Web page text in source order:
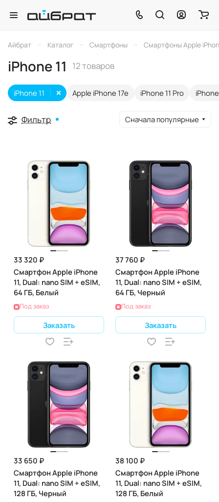
Айбрат – Каталог – Смартфоны – Смартфоны Apple
iPhone 11 12 товаров
Apple iPhone 17e
iPhone 11 iPhone 11 Pro
Фильтр Сначала популярные
33 320 ₽
Смартфон Apple iPhone
11, Dual: nano SIM + eSIM,
64 ГБ, Белый
Под заказ
Заказать
37 760 ₽
Смартфон Apple iPhone
11, Dual: nano SIM + eSIM,
64 ГБ, Черный
Под заказ
Заказать
33 650 ₽
Смартфон Apple iPhone
11, Dual: nano SIM + eSIM,
128 ГБ, Черный
38 100 ₽
Смартфон Apple iPhone
11, Dual: nano SIM + eSIM,
128 ГБ, Белый